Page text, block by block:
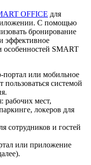
OFFICE для
С помощью
бронирование
эффективное
SMART
портал или мобильное
системой
рабочих мест,
локеров для
сотрудников и гостей
или приложение